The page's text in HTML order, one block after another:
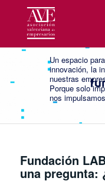
Un espacio
innovación, la
nuestras
Porque solo
nos
Fundación
una pregunta: